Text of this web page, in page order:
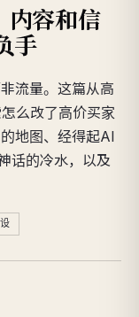
内容和信
手
流量。这篇从高
么改了高价买家
地图、经得起AI
话的冷水，以及